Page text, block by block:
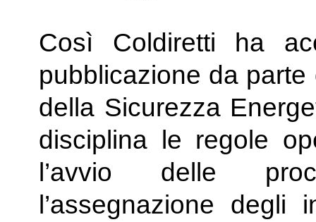
Così Coldiretti ha
pubblicazione da parte
della Sicurezza
disciplina le regole
l’avvio delle
l’assegnazione